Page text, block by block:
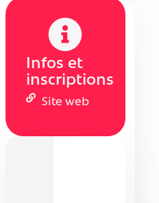
Infos et
inscriptions
Site web